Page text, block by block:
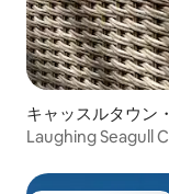
キャッスルタウン
Laughing Seagull